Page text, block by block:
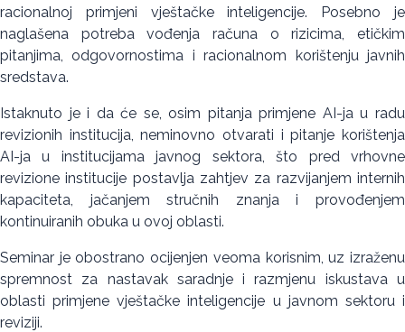
racionalnoj primjeni vještačke inteligencije. Posebno je
naglašena potreba vođenja računa o rizicima, etičkim
pitanjima, odgovornostima i racionalnom korištenju javnih
sredstava.
Istaknuto je i da će se, osim pitanja primjene AI-ja u radu
revizionih institucija, neminovno otvarati i pitanje korištenja
AI-ja u institucijama javnog sektora, što pred vrhovne
revizione institucije postavlja zahtjev za razvijanjem internih
kapaciteta, jačanjem stručnih znanja i provođenjem
kontinuiranih obuka u ovoj oblasti.
Seminar je obostrano ocijenjen veoma korisnim, uz izraženu
spremnost za nastavak saradnje i razmjenu iskustava u
oblasti primjene vještačke inteligencije u javnom sektoru i
reviziji.